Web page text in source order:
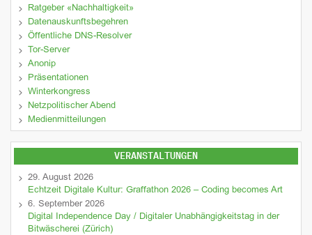
Ratgeber «Nachhaltigkeit»
Datenauskunftsbegehren
Öffentliche DNS-Resolver
Tor-Server
Anonip
Präsentationen
Winterkongress
Netzpolitischer Abend
Medienmitteilungen
VERANSTALTUNGEN
29. August 2026
Echtzeit Digitale Kultur: Graffathon 2026 – Coding becomes Art
6. September 2026
Digital Independence Day / Digitaler Unabhängigkeitstag in der
Bitwäscherei (Zürich)